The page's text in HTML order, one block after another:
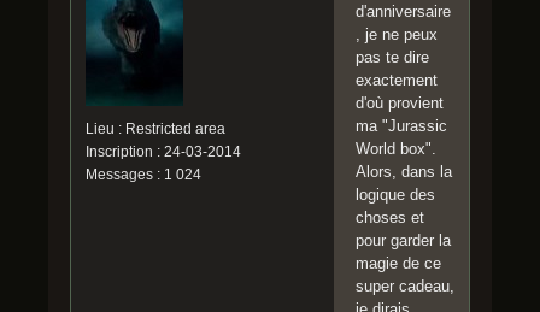
Lieu : Restricted area
Inscription : 24-03-2014
Messages : 1 024
d'anniversaire
, je ne peux
pas te dire
exactement
d'où provient
ma "Jurassic
World box".
Alors, dans la
logique des
choses et
pour garder la
magie de ce
super cadeau,